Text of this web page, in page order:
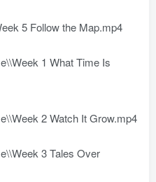
5 Follow the Map.mp4
1 What Time Is
2 Watch It Grow.mp4
3 Tales Over